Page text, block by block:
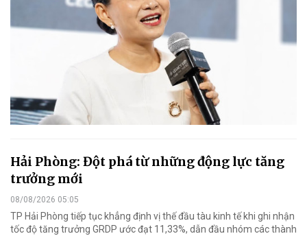
Hải Phòng: Đột phá từ những động lực tăng
trưởng mới
08/08/2026 05:05
TP Hải Phòng tiếp tục khẳng định vị thế đầu tàu kinh tế khi ghi nhận
tốc độ tăng trưởng GRDP ước đạt 11,33%, dẫn đầu nhóm các thành